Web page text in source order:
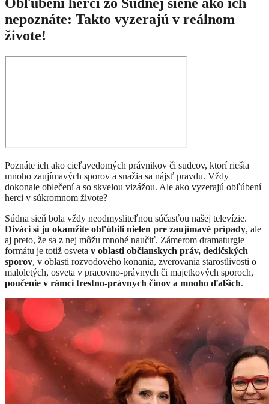
Obľúbení herci zo Súdnej siene ako ich
nepoznáte: Takto vyzerajú v reálnom
živote!
Poznáte ich ako cieľavedomých právnikov či sudcov, ktorí riešia
mnoho zaujímavých sporov a snažia sa nájsť pravdu. Vždy
dokonale oblečení a so skvelou vizážou. Ale ako vyzerajú obľúbení
herci v súkromnom živote?
Súdna sieň bola vždy neodmysliteľnou súčasťou našej televízie.
Diváci si ju okamžite obľúbili nielen pre zaujímavé prípady, ale
aj preto, že sa z nej môžu mnohé naučiť. Zámerom dramaturgie
formátu je totiž osveta v oblasti občianskych práv, dedičských
sporov, v oblasti rozvodového konania, zverovania starostlivosti o
maloletých, osveta v pracovno-právnych či majetkových sporoch,
poučenie v rámci trestno-právnych činov a mnoho ďalších.